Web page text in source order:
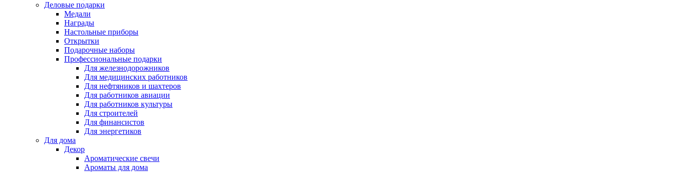
Деловые подарки
Медали
Награды
Настольные приборы
Открытки
Подарочные наборы
Профессиональные подарки
Для железнодорожников
Для медицинских работников
Для нефтяников и шахтеров
Для работников авиации
Для работников культуры
Для строителей
Для финансистов
Для энергетиков
Для дома
Декор
Ароматические свечи
Ароматы для дома